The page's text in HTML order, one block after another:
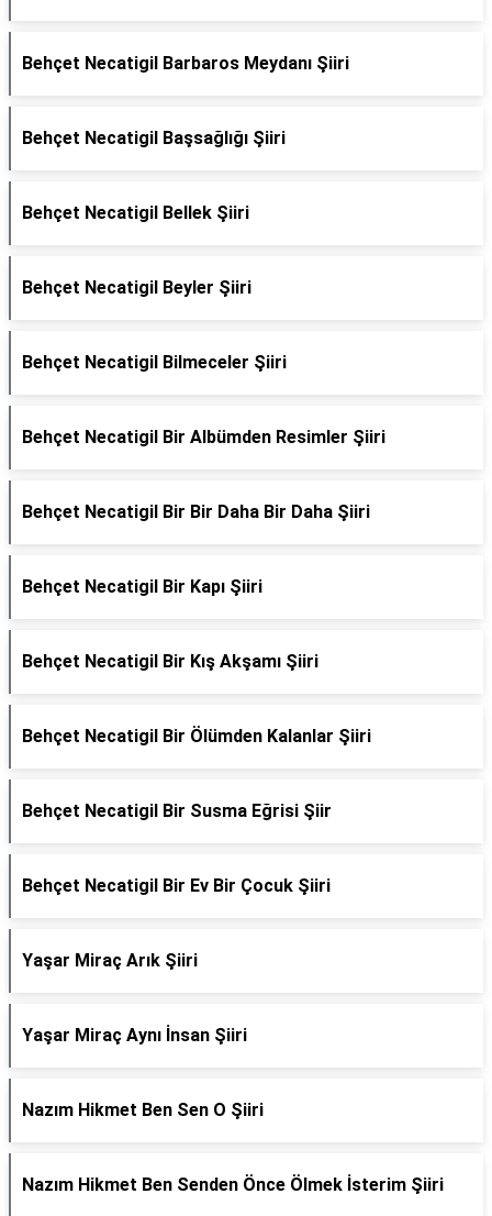
Behçet Necatigil Barbaros Meydanı Şiiri
Behçet Necatigil Başsağlığı Şiiri
Behçet Necatigil Bellek Şiiri
Behçet Necatigil Beyler Şiiri
Behçet Necatigil Bilmeceler Şiiri
Behçet Necatigil Bir Albümden Resimler Şiiri
Behçet Necatigil Bir Bir Daha Bir Daha Şiiri
Behçet Necatigil Bir Kapı Şiiri
Behçet Necatigil Bir Kış Akşamı Şiiri
Behçet Necatigil Bir Ölümden Kalanlar Şiiri
Behçet Necatigil Bir Susma Eğrisi Şiir
Behçet Necatigil Bir Ev Bir Çocuk Şiiri
Yaşar Miraç Arık Şiiri
Yaşar Miraç Aynı İnsan Şiiri
Nazım Hikmet Ben Sen O Şiiri
Nazım Hikmet Ben Senden Önce Ölmek İsterim Şiiri